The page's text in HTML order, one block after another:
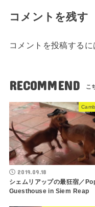
コメントを残す
コメントを投稿するに
RECOMMEND
2019.09.18
シェムリアップの最狂宿／
Guesthouse in Siem Reap